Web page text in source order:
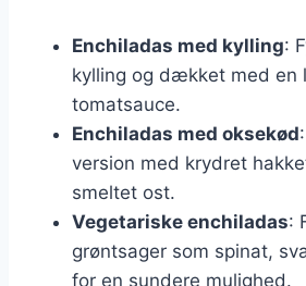
Enchiladas med kylling:
kylling og dækket med en
tomatsauce.
Enchiladas med oksekød
version med krydret
smeltet ost.
Vegetariske enchiladas:
grøntsager som spinat,
for en sundere mulighed.